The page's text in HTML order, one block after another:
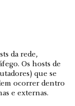
da rede,
Os hosts de
que se
ocorrer dentro
e externas.